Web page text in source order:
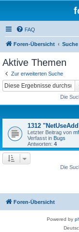
FAQ
Foren-Übersicht Suche
Aktive Themen
Zur erweiterten Suche
Die
1312
Letzter Beitrag von
Verfasst in Bugs
Antworten: 4
Die
Foren-Übersicht
Powered by